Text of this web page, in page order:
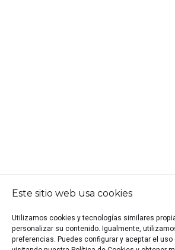
Este sitio web usa cookies
Utilizamos cookies y tecnologías similares
personalizar su contenido. Igualmente,
preferencias. Puedes configurar y aceptar el